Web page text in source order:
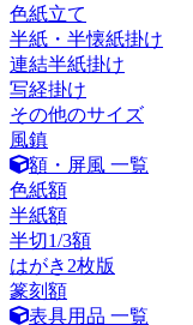
色紙立て
半紙・半懐紙掛け
連結半紙掛け
写経掛け
その他のサイズ
風鎮
額・屏風 一覧
色紙額
半紙額
半切1/3額
はがき2枚版
篆刻額
表具用品 一覧